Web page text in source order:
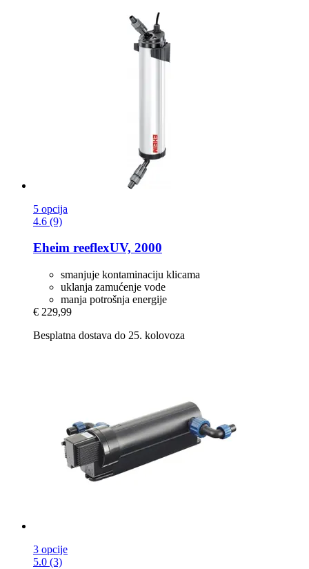
5 opcija
4.6 (9)
Eheim reeflexUV, 2000
smanjuje kontaminaciju klicama
uklanja zamućenje vode
manja potrošnja energije
€ 229,99
Besplatna dostava do 25. kolovoza
3 opcije
5.0 (3)